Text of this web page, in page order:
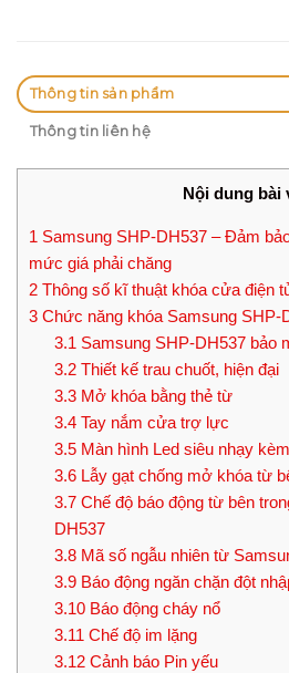
Thông tin sản phẩm
Thông tin liên hệ
Nội dung bài
1 Samsung SHP-DH537 – Đảm
mức giá phải chăng
2 Thông số kĩ thuật khóa cửa điện
3 Chức năng khóa Samsung SHP-
3.1 Samsung SHP-DH537 bảo
3.2Thiết kế trau chuốt, hiện đại
3.3Mở khóa bằng thẻ từ
3.4Tay nắm cửa trợ lực
3.5Màn hình Led siêu nhạy
3.6Lẫy gạt chống mở khóa từ
3.7Chế độ báo động từ bên
DH537
3.8Mã số ngẫu nhiên từ
3.9Báo động ngăn chặn đột
3.10Báo động cháy nổ
3.11 Chế độ im lặng
3.12Cảnh báo Pin yếu